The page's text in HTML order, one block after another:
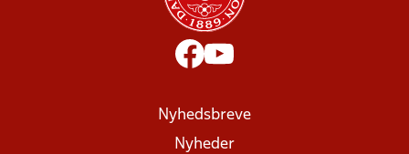
Nyhedsbreve
Nyheder